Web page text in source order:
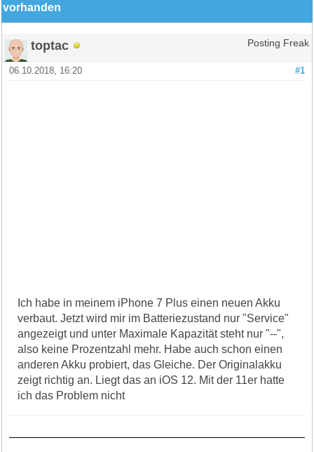
vorhanden
toptac Posting Freak
#1
06.10.2018, 16:20
Ich habe in meinem iPhone 7 Plus einen neuen Akku
verbaut. Jetzt wird mir im Batteriezustand nur "Service"
angezeigt und unter Maximale Kapazität steht nur "--",
also keine Prozentzahl mehr. Habe auch schon einen
anderen Akku probiert, das Gleiche. Der Originalakku
zeigt richtig an. Liegt das an iOS 12. Mit der 11er hatte
ich das Problem nicht